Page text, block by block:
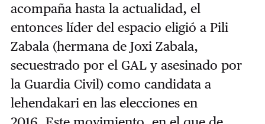
acompaña hasta la actualidad, el
entonces líder del espacio eligió a Pili
Zabala (hermana de Joxi Zabala,
secuestrado por el GAL y asesinado por
la Guardia Civil) como candidata a
lehendakari en las elecciones en